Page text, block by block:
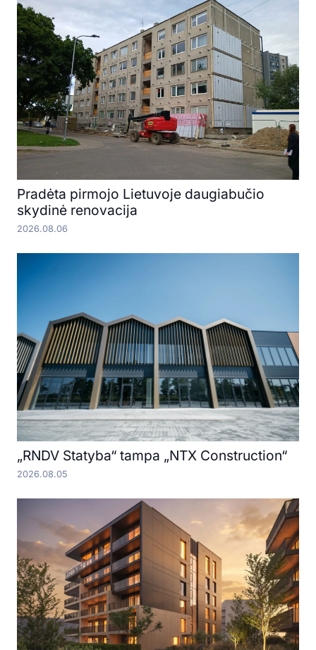
Pradėta pirmojo Lietuvoje daugiabučio
skydinė renovacija
2026.08.06
„RNDV Statyba“ tampa „NTX Construction“
2026.08.05